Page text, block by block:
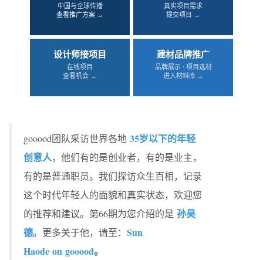
中国与全球传播
查看推广方案 →
真实项目需求
提交项目 →
设计师接项目
在线项目
查看机会 →
建材品牌推广
品牌展示 · 项目选材
进入材料库 →
gooood团队采访世界各地 35岁以下的年轻
创意人，他们有的是创业者，有的是业主，
有的是普通职员。我们探访众生百相，记录
这个时代年轻人的面貌和真实状态，欢迎您
的推荐和建议。第66期为您介绍的是 孙昊
德。更多关于他，请至： Sun
Haode on gooood。